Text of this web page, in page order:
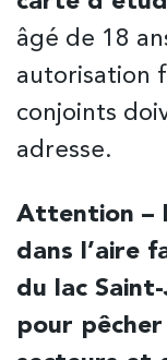
âgé de 18
autorisation
conjoints
adresse.
Attention –
dans l’aire
du lac
pour